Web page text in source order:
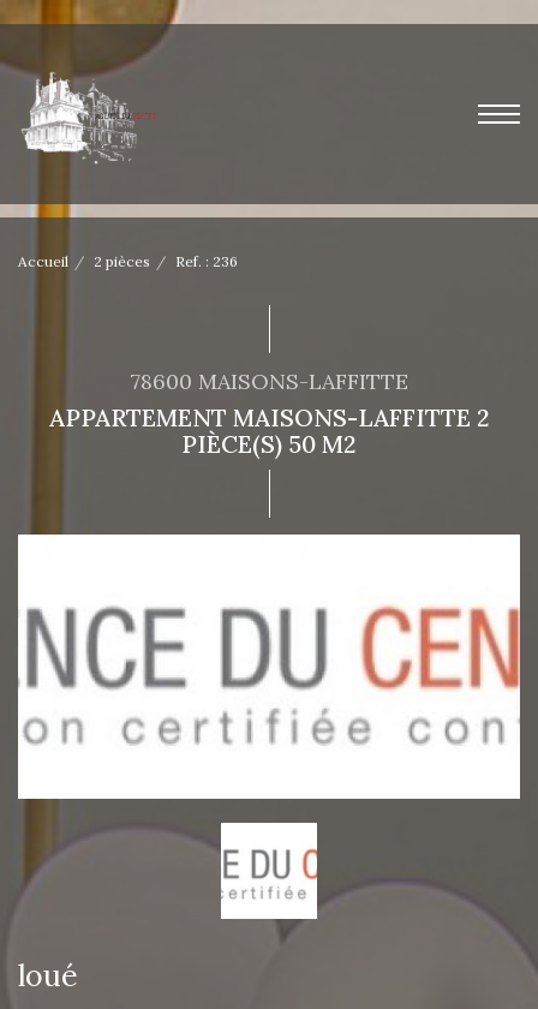
Accueil 2 pièces Ref. : 236
78600 MAISONS-LAFFITTE
APPARTEMENT MAISONS-LAFFITTE 2
PIÈCE(S) 50 M2
loué